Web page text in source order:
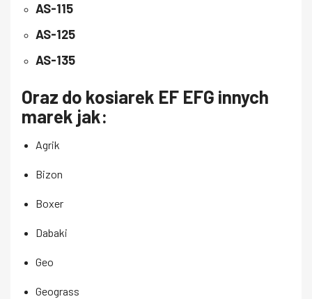
AS-115
AS-125
AS-135
Oraz do kosiarek EF EFG innych
marek jak:
Agrik
Bizon
Boxer
Dabaki
Geo
Geograss